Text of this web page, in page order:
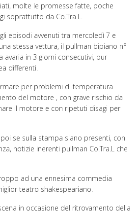
molte le promesse fatte, poche
soprattutto da Co.Tra.L.
episodi avvenuti tra mercoledì 7 e
stessa vettura, il pullman bipiano n°
avaria in 3 giorni consecutivi, pur
differenti.
per problemi di temperatura
del motore , con grave rischio da
il motore e con ripetuti disagi per
poi se sulla stampa siano presenti, con
notizie inerenti pullman Co.Tra.L che
ad una ennesima commedia
teatro shakespeariano.
in occasione del ritrovamento della